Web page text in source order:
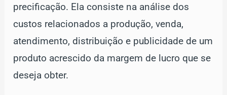
precificação. Ela consiste na análise dos
custos relacionados a produção, venda,
atendimento, distribuição e publicidade de um
produto acrescido da margem de lucro que se
deseja obter.